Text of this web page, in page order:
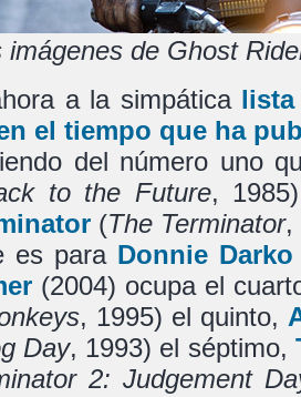
imágenes de Ghost
a la simpática lista
el tiempo que ha
del número uno
to the Future,
(The Terminator,
es para Donnie Darko
(2004) ocupa el
, 1995) el quinto,
Day, 1993) el séptimo,
2: Judgement